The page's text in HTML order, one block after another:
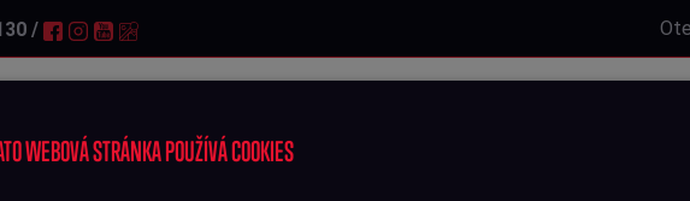
WEBOVÁ STRÁNKA POUŽÍVÁ COOKIES
/